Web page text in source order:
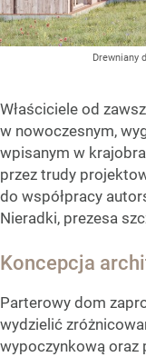
Drewniany
Właściciele od
w nowoczesnym,
wpisanym w
przez trudy
do współpracy
Nieradki, prezesa
Koncepcja
Parterowy dom
wydzielić
wypoczynkową oraz